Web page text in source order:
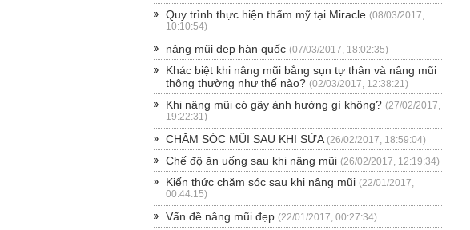
Quy trình thực hiện thẩm mỹ tại Miracle (08/03/2017,
10:10:54)
nâng mũi đẹp hàn quốc (07/03/2017, 18:02:35)
Khác biệt khi nâng mũi bằng sụn tự thân và nâng mũi
thông thường như thế nào? (02/03/2017, 12:38:21)
Khi nâng mũi có gây ảnh hưởng gì không? (27/02/2017,
19:22:31)
CHĂM SÓC MŨI SAU KHI SỬA (26/02/2017, 18:59:04)
Chế độ ăn uống sau khi nâng mũi (26/02/2017, 12:19:34)
Kiến thức chăm sóc sau khi nâng mũi (22/01/2017,
00:44:15)
Vấn đề nâng mũi đẹp (22/01/2017, 00:27:34)